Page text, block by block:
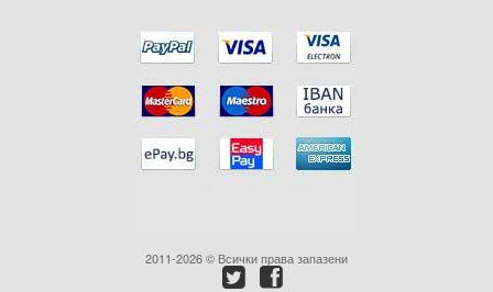
2011-2026 © Всички права запазени